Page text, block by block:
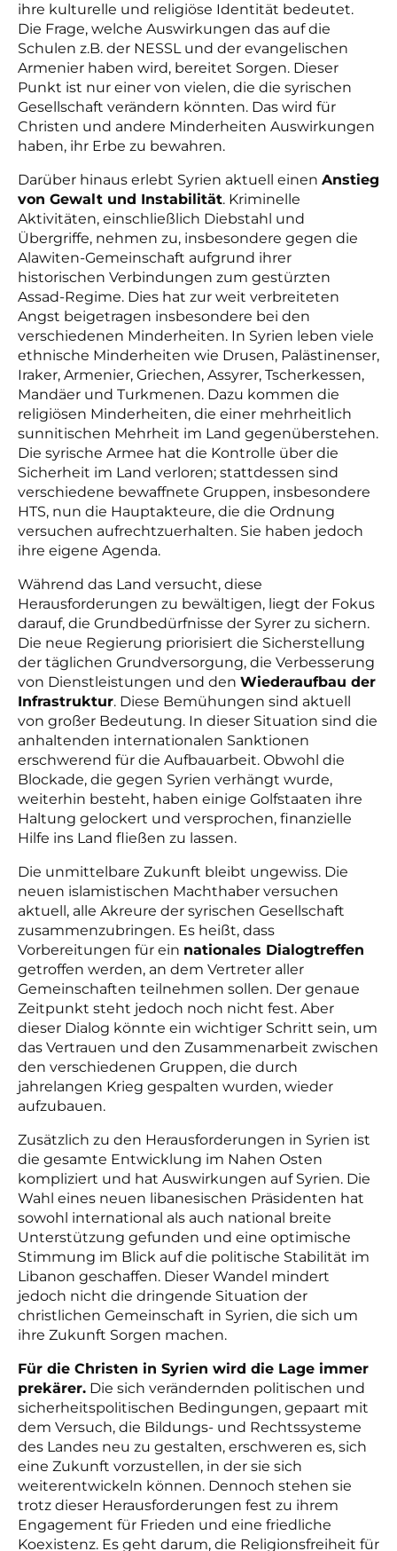
ihre kulturelle und religiöse Identität bedeutet.
Die Frage, welche Auswirkungen das auf die
Schulen z.B. der NESSL und der evangelischen
Armenier haben wird, bereitet Sorgen. Dieser
Punkt ist nur einer von vielen, die die syrischen
Gesellschaft verändern könnten. Das wird für
Christen und andere Minderheiten Auswirkungen
haben, ihr Erbe zu bewahren.
Darüber hinaus erlebt Syrien aktuell einen Anstieg
von Gewalt und Instabilität. Kriminelle
Aktivitäten, einschließlich Diebstahl und
Übergriffe, nehmen zu, insbesondere gegen die
Alawiten-Gemeinschaft aufgrund ihrer
historischen Verbindungen zum gestürzten
Assad-Regime. Dies hat zur weit verbreiteten
Angst beigetragen insbesondere bei den
verschiedenen Minderheiten. In Syrien leben viele
ethnische Minderheiten wie Drusen, Palästinenser,
Iraker, Armenier, Griechen, Assyrer, Tscherkessen,
Mandäer und Turkmenen. Dazu kommen die
religiösen Minderheiten, die einer mehrheitlich
sunnitischen Mehrheit im Land gegenüberstehen.
Die syrische Armee hat die Kontrolle über die
Sicherheit im Land verloren; stattdessen sind
verschiedene bewaffnete Gruppen, insbesondere
HTS, nun die Hauptakteure, die die Ordnung
versuchen aufrechtzuerhalten. Sie haben jedoch
ihre eigene Agenda.
Während das Land versucht, diese
Herausforderungen zu bewältigen, liegt der Fokus
darauf, die Grundbedürfnisse der Syrer zu sichern.
Die neue Regierung priorisiert die Sicherstellung
der täglichen Grundversorgung, die Verbesserung
von Dienstleistungen und den Wiederaufbau der
Infrastruktur. Diese Bemühungen sind aktuell
von großer Bedeutung. In dieser Situation sind die
anhaltenden internationalen Sanktionen
erschwerend für die Aufbauarbeit. Obwohl die
Blockade, die gegen Syrien verhängt wurde,
weiterhin besteht, haben einige Golfstaaten ihre
Haltung gelockert und versprochen, finanzielle
Hilfe ins Land fließen zu lassen.
Die unmittelbare Zukunft bleibt ungewiss. Die
neuen islamistischen Machthaber versuchen
aktuell, alle Akreure der syrischen Gesellschaft
zusammenzubringen. Es heißt, dass
Vorbereitungen für ein nationales Dialogtreffen
getroffen werden, an dem Vertreter aller
Gemeinschaften teilnehmen sollen. Der genaue
Zeitpunkt steht jedoch noch nicht fest. Aber
dieser Dialog könnte ein wichtiger Schritt sein, um
das Vertrauen und den Zusammenarbeit zwischen
den verschiedenen Gruppen, die durch
jahrelangen Krieg gespalten wurden, wieder
aufzubauen.
Zusätzlich zu den Herausforderungen in Syrien ist
die gesamte Entwicklung im Nahen Osten
kompliziert und hat Auswirkungen auf Syrien. Die
Wahl eines neuen libanesischen Präsidenten hat
sowohl international als auch national breite
Unterstützung gefunden und eine optimische
Stimmung im Blick auf die politische Stabilität im
Libanon geschaffen. Dieser Wandel mindert
jedoch nicht die dringende Situation der
christlichen Gemeinschaft in Syrien, die sich um
ihre Zukunft Sorgen machen.
Für die Christen in Syrien wird die Lage immer
prekärer. Die sich verändernden politischen und
sicherheitspolitischen Bedingungen, gepaart mit
dem Versuch, die Bildungs- und Rechtssysteme
des Landes neu zu gestalten, erschweren es, sich
eine Zukunft vorzustellen, in der sie sich
weiterentwickeln können. Dennoch stehen sie
trotz dieser Herausforderungen fest zu ihrem
Engagement für Frieden und eine friedliche
Koexistenz. Es geht darum, die Religionsfreiheit für